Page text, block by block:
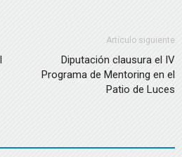
Artículo siguiente
Diputación clausura el IV
Programa de Mentoring en el
Patio de Luces